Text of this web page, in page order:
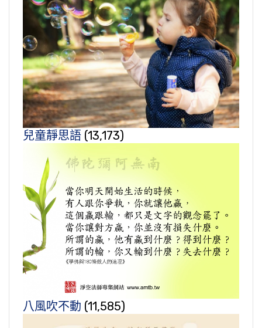
兒童靜思語 (13,173)
八風吹不動 (11,585)